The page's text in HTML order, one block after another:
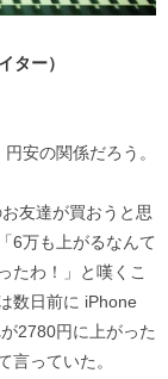
ター）
安の関係だろう。
友達が買おうと思
6万も上がるなんて
たわ！」と嘆くこ
数日前に iPhone
2780円に上がった
っていた。